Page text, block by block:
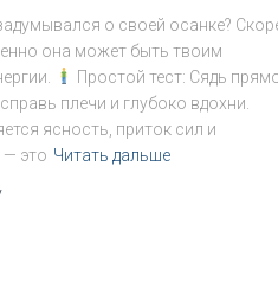
о своей осанке?
она может быть твоим
Простой тест: Сядь
плечи и глубоко вдохни.
ясность, приток сил и
— это Читать дальше